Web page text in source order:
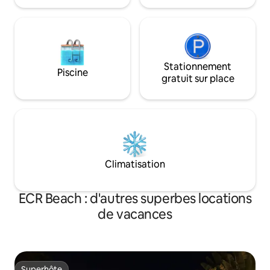
Piscine
Stationnement
gratuit sur place
Climatisation
ECR Beach : d'autres superbes locations
de vacances